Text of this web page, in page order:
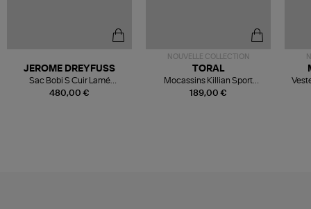
480,00 €
JEROME DREYFUSS
Sac Bobi S Cuir Lamé
Champagne
NOUVELLE COLLECTION
189,00 €
TORAL
Mocassins Killian Sport
Mousse